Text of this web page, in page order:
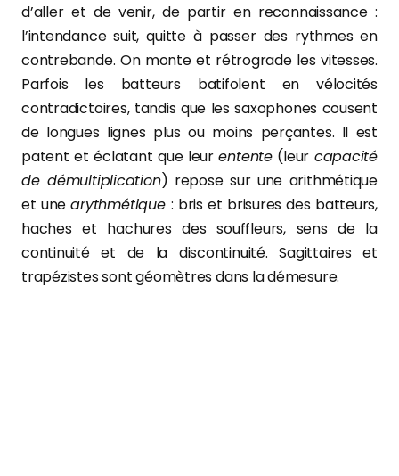
d’aller et de venir, de partir en reconnaissance :
l’intendance suit, quitte à passer des rythmes en
contrebande. On monte et rétrograde les vitesses.
Parfois les batteurs batifolent en vélocités
contradictoires, tandis que les saxophones cousent
de longues lignes plus ou moins perçantes. Il est
patent et éclatant que leurentente(leur capacité
de démultiplication) repose sur une arithmétique
et unearythmétique : bris et brisures des batteurs,
haches et hachures des souffleurs, sens de la
continuité et de la discontinuité. Sagittaires et
trapézistes sont géomètres dans la démesure.